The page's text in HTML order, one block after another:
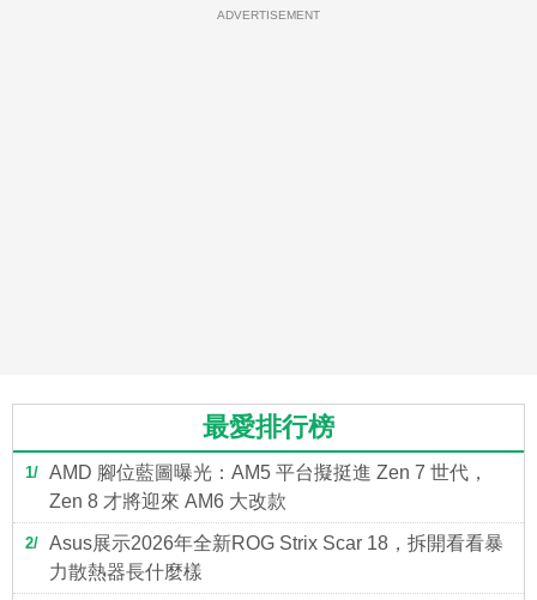
ADVERTISEMENT
最愛排行榜
1
AMD 腳位藍圖曝光：AM5 平台擬挺進 Zen 7 世代，
Zen 8 才將迎來 AM6 大改款
2
Asus展示2026年全新ROG Strix Scar 18，拆開看看暴
力散熱器長什麼樣